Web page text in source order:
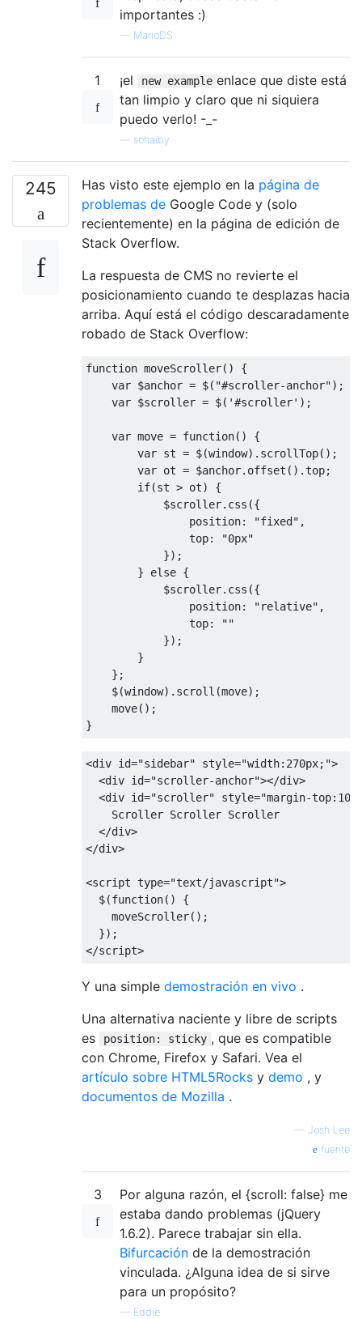
importantes :)
— MarioDS
1 ¡el new example enlace que diste está
tan limpio y claro que ni siquiera
puedo verlo! -_-
sohaiby
245 Has visto este ejemplo en la página de
problemas de Google Code y (solo
recientemente) en la página de edición de
Stack Overflow.
La respuesta de CMS no revierte el
posicionamiento cuando te desplazas hacia
arriba. Aquí está el código descaradamente
robado de Stack Overflow:
function moveScroller()
{
var $anchor = $( "#scroller-anchor");
var $scroller = $( '#scroller' );
var move = function()
{
var st = $(window). scrollTop();
var ot = $anchor. offset ().top;
if(st > ot)
{
            $scroller
. css ({
                position
: "fixed" ,
                top
:
"0px"
});
}
else {
            $scroller
. css ({
                position
: "relative" ,
                top
:
""
});
}
};
    $
(window). scroll (move);
    move
();
}
<div id="sidebar" style="width:270px;">
<div id="scroller-anchor"></div>
<div id="scroller" style="margin-
Scroller Scroller Scroller
</div>
</div>
<script type="text/javascript">
  $
(function()
{
    moveScroller
();
});
</script>
Y una simple demostración en vivo .
Una alternativa naciente y libre de scripts
es
position: sticky , que es compatible
con Chrome, Firefox y Safari. Vea el
artículo sobre HTML5Rocks y demo , y
documentos de Mozilla .
— Josh Lee
fuente
3
Por alguna razón, el {scroll: false} me
estaba dando problemas (jQuery
1.6.2). Parece trabajar sin ella.
Bifurcación de la demostración
vinculada. ¿Alguna idea de si sirve
para un propósito?
— Eddie